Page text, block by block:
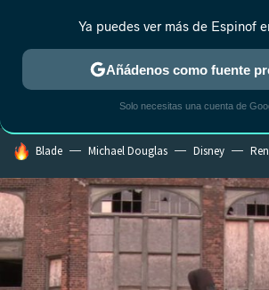
MENÚ
ESTRENOS REALITY ANIME
HOY SE HABLA DE
Blade Michael Douglas Disney
Ya puedes ver más de Espinof
Añádenos como fuente
Solo necesitas una cuenta de